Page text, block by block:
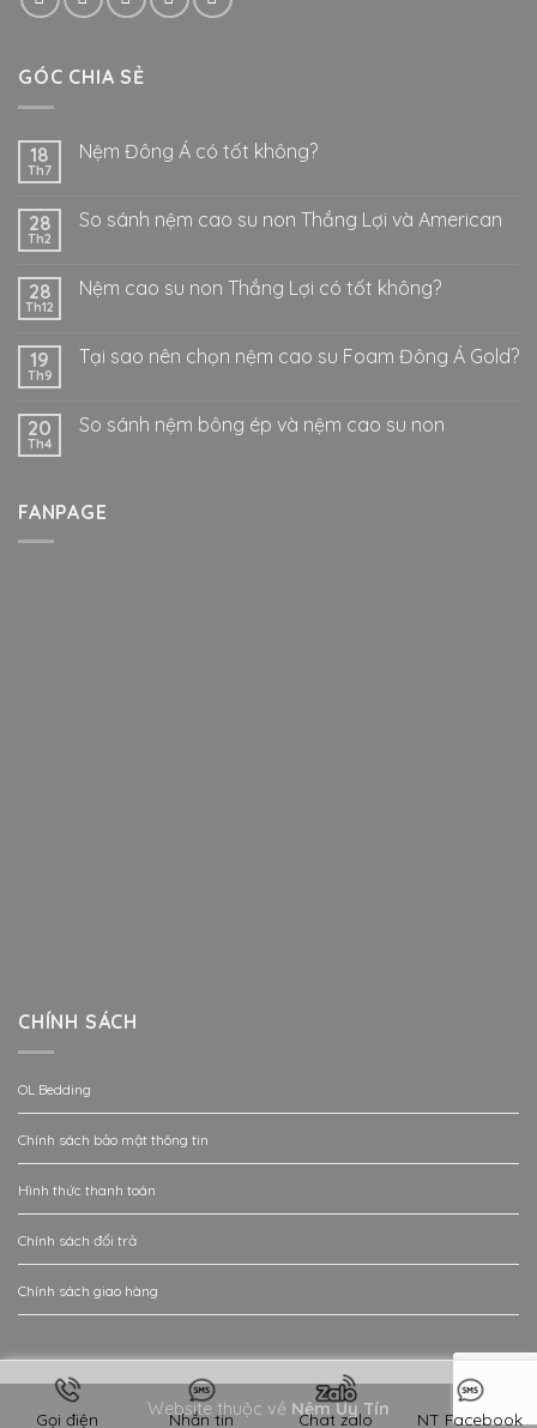
GÓC CHIA SẺ
18
Th7
Nệm Đông Á có tốt không?
28
Th2
So sánh nệm cao su non Thắng Lợi và American
28
Th12
Nệm cao su non Thắng Lợi có tốt không?
19
Th9
Tại sao nên chọn nệm cao su Foam Đông Á Gold?
20
Th4
So sánh nệm bông ép và nệm cao su non
FANPAGE
CHÍNH SÁCH
OL Bedding
Chính sách bảo mật thông tin
Hình thức thanh toán
Chính sách đổi trả
Chính sách giao hàng
Website thuộc về Nệm Uy Tín
Gọi điện Nhắn tin Chat zalo NT Facebook